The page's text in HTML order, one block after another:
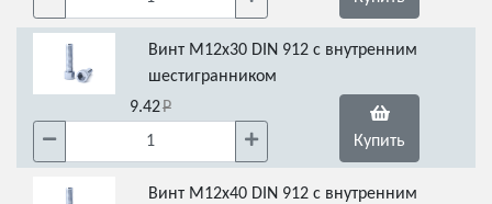
Винт М12х30 DIN 912 с внутренним
шестигранником
9.42
Купить
Винт М12х40 DIN 912 с внутренним